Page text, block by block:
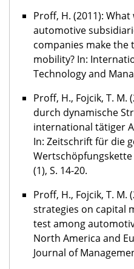
Proff, H. (2011):
automotive
companies make
mobility? In:
Technology and
Proff, H., Fojcik, T.
durch dynamische
international tätiger
In: Zeitschrift für die
(1), S. 14-20.
Proff, H., Fojcik, T. M.
strategies on capital
test among
North America and
Journal of